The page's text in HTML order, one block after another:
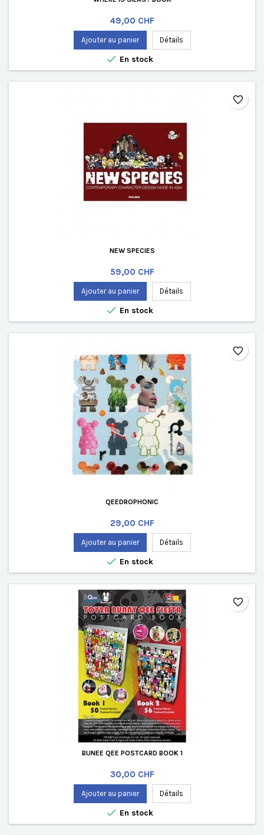
Prix
49,00 CHF
Ajouter au panier Détails
 En stock
NEW SPECIES
Prix
59,00 CHF
Ajouter au panier Détails
 En stock
favorite_border
QEEDROPHONIC
Prix
29,00 CHF
Ajouter au panier Détails
 En stock
favorite_border
BUNEE QEE POSTCARD BOOK 1
Prix
30,00 CHF
Ajouter au panier Détails
 En stock
favorite_border